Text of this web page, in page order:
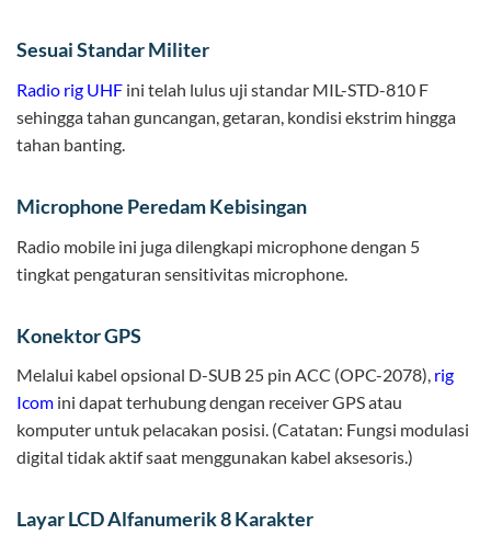
Sesuai Standar Militer
Radio rig UHF ini telah lulus uji standar MIL-STD-810 F
sehingga tahan guncangan, getaran, kondisi ekstrim hingga
tahan banting.
Microphone Peredam Kebisingan
Radio mobile ini juga dilengkapi microphone dengan 5
tingkat pengaturan sensitivitas microphone.
Konektor GPS
Melalui kabel opsional D-SUB 25 pin ACC (OPC-2078), rig
Icom ini dapat terhubung dengan receiver GPS atau
komputer untuk pelacakan posisi. (Catatan: Fungsi modulasi
digital tidak aktif saat menggunakan kabel aksesoris.)
Layar LCD Alfanumerik 8 Karakter